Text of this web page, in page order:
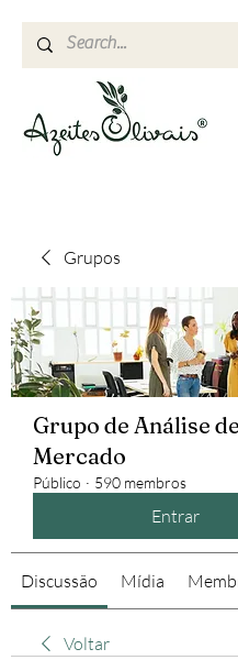
Grupos
Grupo de Análise de
Mercado
Público · 590 membros
Entrar
Discussão Mídia
Voltar